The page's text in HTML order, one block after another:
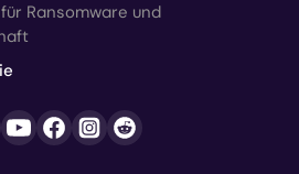
Ransomware und